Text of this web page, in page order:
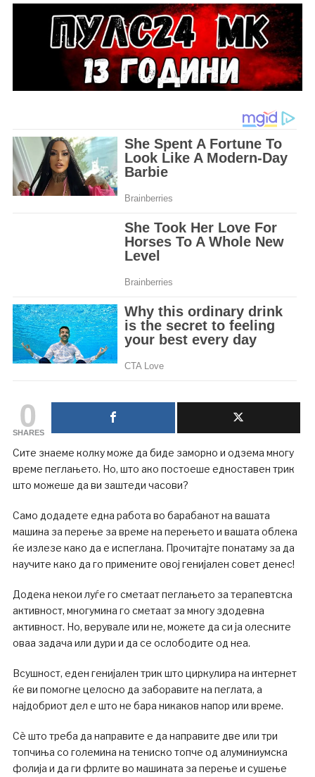
0
SHARES
Сите знаеме колку може да биде заморно и одзема многу
време пеглањето. Но, што ако постоеше едноставен трик
што можеше да ви заштеди часови?
Само додадете еднa работа во барабанот на вашата
машина за перење за време на перењето и вашата облека
ќе излезе како да е испеглана. Прочитајте понатаму за да
научите како да го примените овој генијален совет денес!
Додека некои луѓе го сметаат пеглањето за терапевтска
активност, многумина го сметаат за многу здодевна
активност. Но, верувале или не, можете да си ја олесните
оваа задача или дури и да се ослободите од неа.
Всушност, еден генијален трик што циркулира на интернет
ќе ви помогне целосно да заборавите на пеглата, а
најдобриот дел е што не бара никаков напор или време.
Сè што треба да направите е да направите две или три
топчиња со големина на тениско топче од алуминиумска
фолија и да ги фрлите во машината за перење и сушење